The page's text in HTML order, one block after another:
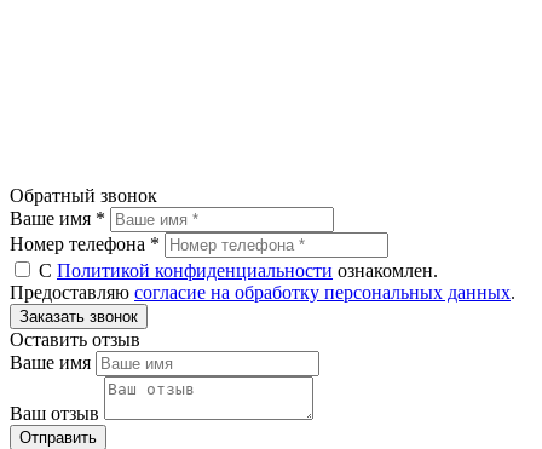
Обратный звонок
Ваше имя *
Номер телефона *
С Политикой конфиденциальности ознакомлен.
Предоставляю согласие на обработку персональных данных.
Оставить отзыв
Ваше имя
Ваш отзыв